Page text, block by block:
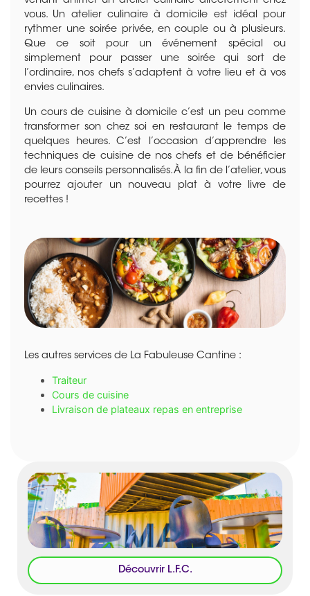
vous. Un atelier culinaire à domicile est idéal pour
rythmer une soirée privée, en couple ou à plusieurs.
Que ce soit pour un événement spécial ou
simplement pour passer une soirée qui sort de
l’ordinaire, nos chefs s’adaptent à votre lieu et à vos
envies culinaires.
Un cours de cuisine à domicile c’est un peu comme
transformer son chez soi en restaurant le temps de
quelques heures. C’est l’occasion d’apprendre les
techniques de cuisine de nos chefs et de bénéficier
de leurs conseils personnalisés. À la fin de l’atelier, vous
pourrez ajouter un nouveau plat à votre livre de
recettes !
Les autres services de La Fabuleuse Cantine :
Traiteur
Cours de cuisine
Livraison de plateaux repas en entreprise
Découvrir L.F.C.